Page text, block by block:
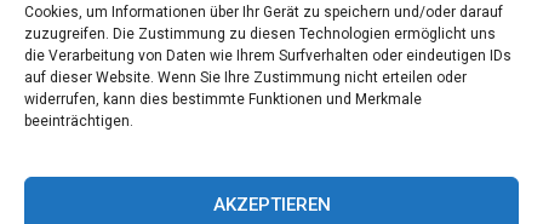
Cookies, um Informationen über Ihr Gerät zu speichern und/oder darauf
zuzugreifen. Die Zustimmung zu diesen Technologien ermöglicht uns
die Verarbeitung von Daten wie Ihrem Surfverhalten oder eindeutigen IDs
auf dieser Website. Wenn Sie Ihre Zustimmung nicht erteilen oder
widerrufen, kann dies bestimmte Funktionen und Merkmale
beeinträchtigen.
AKZEPTIEREN